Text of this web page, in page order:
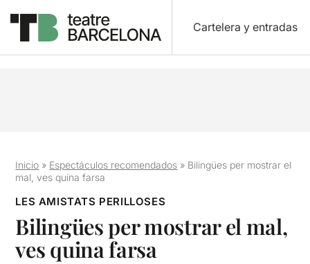
Cartelera y entradas
Inicio » Espectáculos recomendados » Bilingües per mostrar el
mal, ves quina farsa
LES AMISTATS PERILLOSES
Bilingües per mostrar el mal,
ves quina farsa